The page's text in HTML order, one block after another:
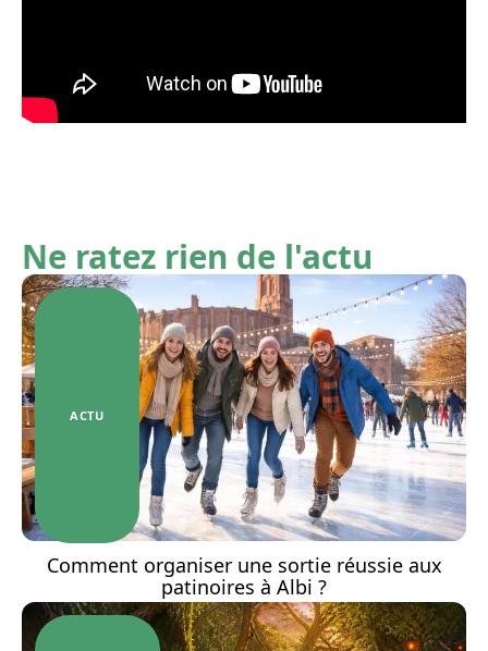
Ne ratez rien de l'actu
ACTU
Comment organiser une sortie réussie aux
patinoires à Albi ?